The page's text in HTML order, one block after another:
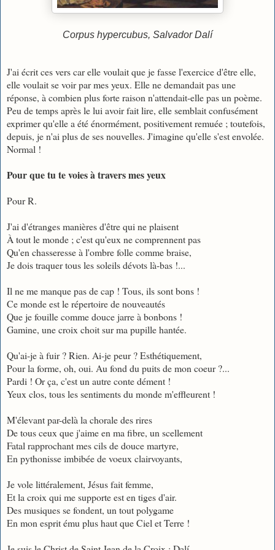
Corpus hypercubus, Salvador Dalí
J'ai écrit ces vers car elle voulait que je fasse l'exercice d'être elle,
elle voulait se voir par mes yeux. Elle ne demandait pas une
réponse, à combien plus forte raison n'attendait-elle pas un poème.
Peu de temps après le lui avoir fait lire, elle semblait confusément
exprimer qu'elle a été énormément, positivement remuée ; toutefois,
depuis, je n'ai plus de ses nouvelles. J'imagine qu'elle s'est envolée.
Normal !
Pour que tu te voies à travers mes yeux
Pour R.
J'ai d'étranges manières d'être qui ne plaisent
À tout le monde ; c'est qu'eux ne comprennent pas
Qu'en chasseresse à l'ombre folle comme braise,
Je dois traquer tous les soleils dévots là-bas !...
Il ne me manque pas de cap ! Tous, ils sont bons !
Ce monde est le répertoire de nouveautés
Que je fouille comme douce jarre à bonbons !
Gamine, une croix choit sur ma pupille hantée.
Qu'ai-je à fuir ? Rien. Ai-je peur ? Esthétiquement,
Pour la forme, oh, oui. Au fond du puits de mon coeur ?...
Pardi ! Or ça, c'est un autre conte dément !
Yeux clos, tous les sentiments du monde m'effleurent !
M'élevant par-delà la chorale des rires
De tous ceux que j'aime en ma fibre, un scellement
Fatal rapprochant mes cils de douce martyre,
En pythonisse imbibée de voeux clairvoyants,
Je vole littéralement, Jésus fait femme,
Et la croix qui me supporte est en tiges d'air.
Des musiques se fondent, un tout polygame
En mon esprit ému plus haut que Ciel et Terre !